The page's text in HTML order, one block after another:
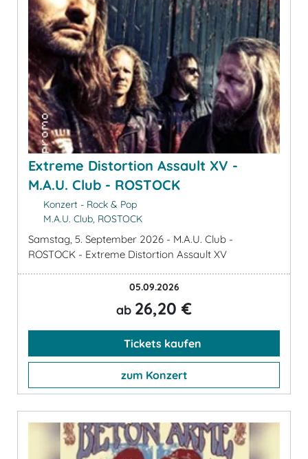
Extreme Distortion Assault XV -
M.A.U. Club - ROSTOCK
Konzert - Rock & Pop
M.A.U. Club, ROSTOCK
Samstag, 5. September 2026 - M.A.U. Club -
ROSTOCK - Extreme Distortion Assault XV
05.09.2026
ab 26,20 €
Tickets kaufen
zum Konzert